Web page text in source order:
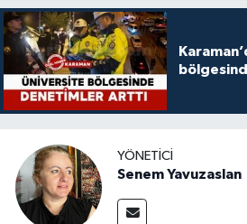
YÖNETICI
Senem Yavuzaslan